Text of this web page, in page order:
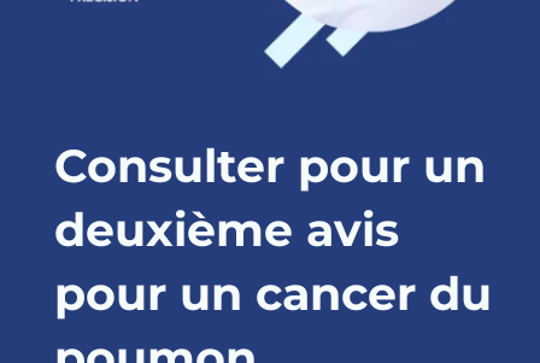
Consulter pour un
deuxième avis
pour un cancer du